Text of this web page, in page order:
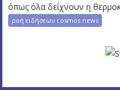
όπως όλα δείχνουν η
ροή ειδήσεων cosmos news